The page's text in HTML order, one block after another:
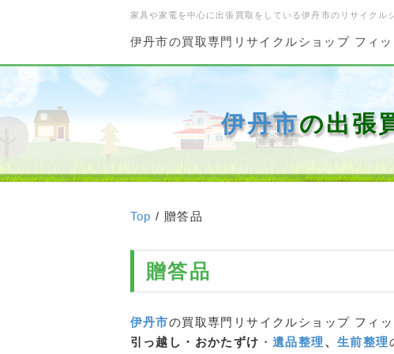
家具や家電を中心に出張買取をしている伊丹市のリサイクル
伊丹市の買取専門リサイクルショップ フィッ
伊丹市の出張
Top / 贈答品
贈答品
伊丹市の買取専門リサイクルショップ フィ
引っ越し・おかたずけ ・ 遺品整理、 生前整理